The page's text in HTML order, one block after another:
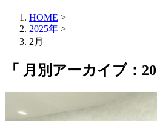
HOME >
2025年 >
2月
「 月別アーカイブ：